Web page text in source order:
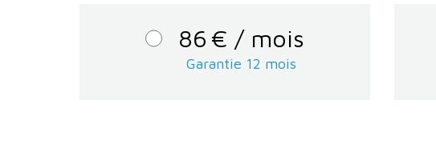
86 € / mois
Garantie 12 mois